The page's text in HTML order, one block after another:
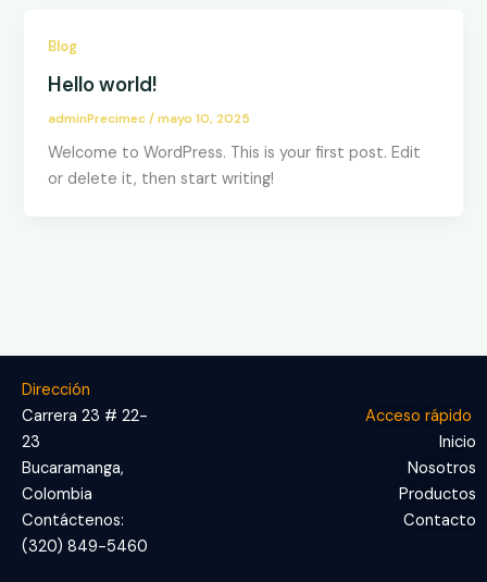
Blog
Hello world!
adminPrecimec/mayo 10, 2025
Welcome to WordPress. This is your first post. Edit
or delete it, then start writing!
Dirección
Carrera 23 # 22-
23
Bucaramanga,
Colombia
Contáctenos:
(320) 849-5460
Acceso rápido
Inicio
Nosotros
Productos
Contacto